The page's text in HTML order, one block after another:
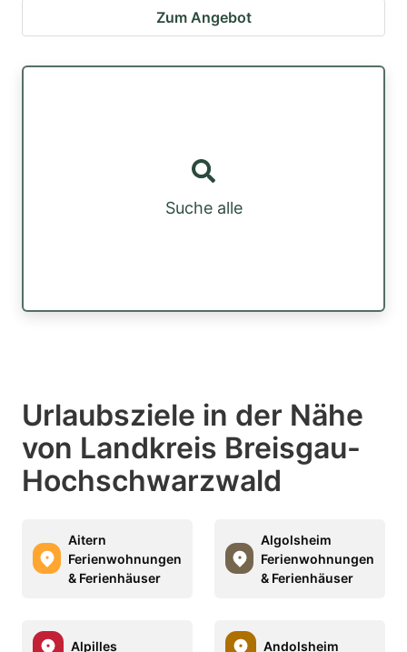
Zum Angebot
Suche alle
Urlaubsziele in der Nähe
von Landkreis Breisgau-
Hochschwarzwald
Aitern
Ferienwohnungen
& Ferienhäuser
Algolsheim
Ferienwohnungen
& Ferienhäuser
Alpilles Andolsheim